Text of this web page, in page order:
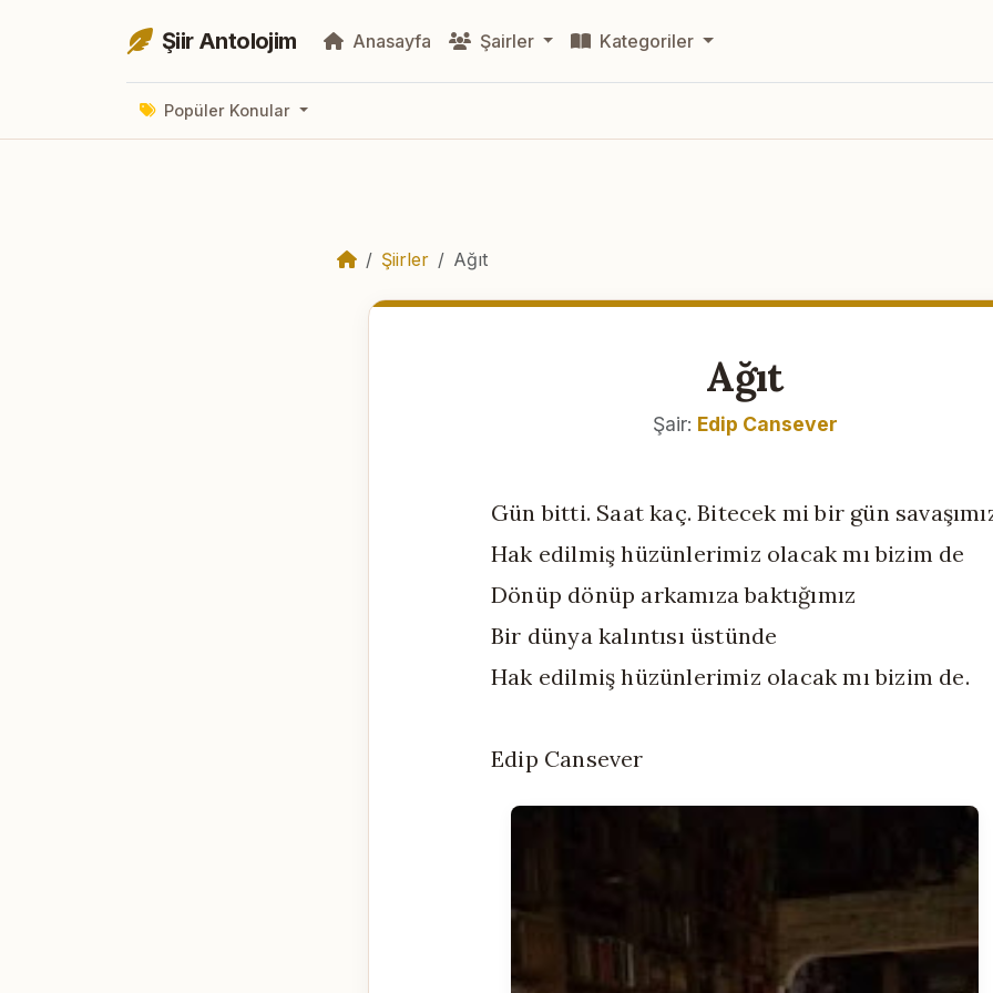
Şiir Antolojim Anasayfa Şairler Kategoriler
Popüler Konular
Şiirler Ağıt
Ağıt
Şair: Edip Cansever
Gün bitti. Saat kaç. Bitecek mi bir gün
Hak edilmiş hüzünlerimiz olacak mı bizim de
Dönüp dönüp arkamıza baktığımız
Bir dünya kalıntısı üstünde
Hak edilmiş hüzünlerimiz olacak mı bizim de.
Edip Cansever